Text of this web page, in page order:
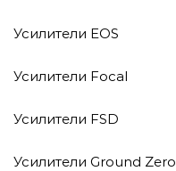
Усилители EOS
Усилители Focal
Усилители FSD
Усилители Ground Zero